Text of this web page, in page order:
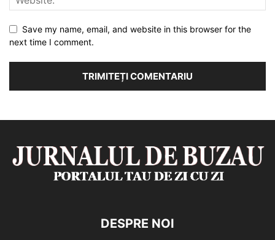
Save my name, email, and website in this browser for the
next time I comment.
DESPRE NOI